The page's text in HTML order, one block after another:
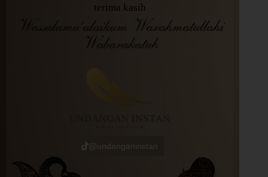
terima kasih
Wassalamu’alaikum Warahmatullahi
Wabarakatuh
@undanganinstan